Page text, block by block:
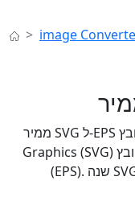
image
ממיר SVG ל-EPS מקוון ידוע בהמרת קובץ Scalable Vector
Graphics (SVG) לפורמט קובץ Encapsulated PostScript